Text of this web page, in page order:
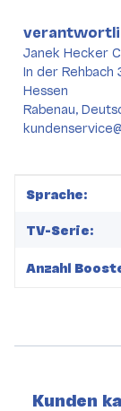
Janek Hecker
In der Rehbach
Hessen
Rabenau,
Wert
Sprache:
TV-Serie:
Anzahl
Kunden